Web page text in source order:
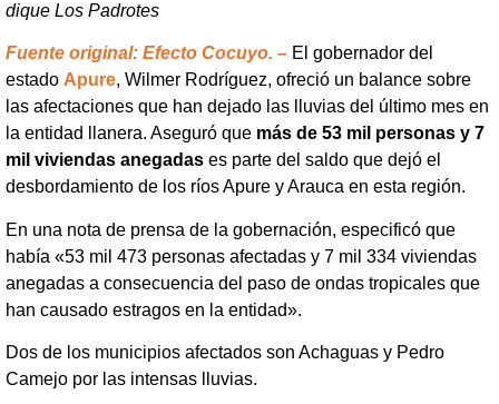
dique Los Padrotes
Fuente original: Efecto Cocuyo. – El gobernador del
estado Apure, Wilmer Rodríguez, ofreció un balance sobre
las afectaciones que han dejado las lluvias del último mes en
la entidad llanera. Aseguró que más de 53 mil personas y 7
mil viviendas anegadas es parte del saldo que dejó el
desbordamiento de los ríos Apure y Arauca en esta región.
En una nota de prensa de la gobernación, especificó que
había «53 mil 473 personas afectadas y 7 mil 334 viviendas
anegadas a consecuencia del paso de ondas tropicales que
han causado estragos en la entidad».
Dos de los municipios afectados son Achaguas y Pedro
Camejo por las intensas lluvias.